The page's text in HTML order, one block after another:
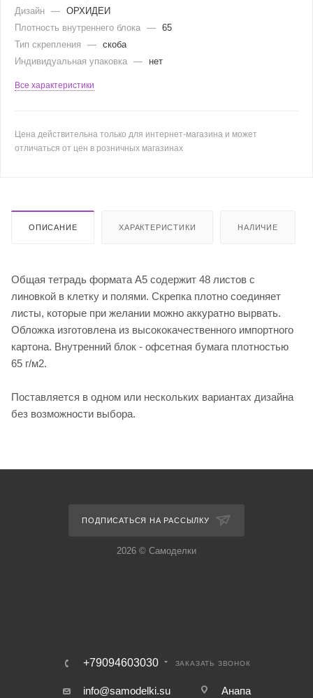
Дизайн — ОРХИДЕИ
Плотность внутреннего блока — 65
Тип скрепления
— скоба
Индивидуальная упаковка — нет
Все характеристики
Цена действительна только для интернет-магазина и может
отличаться от цен в розничных магазинах
ОПИСАНИЕ ХАРАКТЕРИСТИКИ НАЛИЧИЕ
Общая тетрадь формата А5 содержит 48 листов с
линовкой в клетку и полями. Скрепка плотно соединяет
листы, которые при желании можно аккуратно вырвать.
Обложка изготовлена из высококачественного импортного
картона. Внутренний блок - офсетная бумага плотностью
65 г/м2.
Поставляется в одном или нескольких вариантах дизайна
без возможности выбора.
ПОДПИСАТЬСЯ НА РАССЫЛКУ
2026 © Самоделки
+79094603030 ЗАКАЗАТЬ ЗВОНОК
info@samodelki.su Анапа